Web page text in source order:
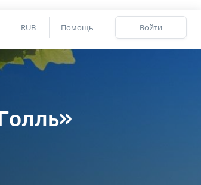
RUB Помощь Войти